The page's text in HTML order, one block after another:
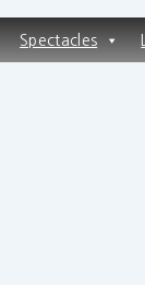
Spectacles